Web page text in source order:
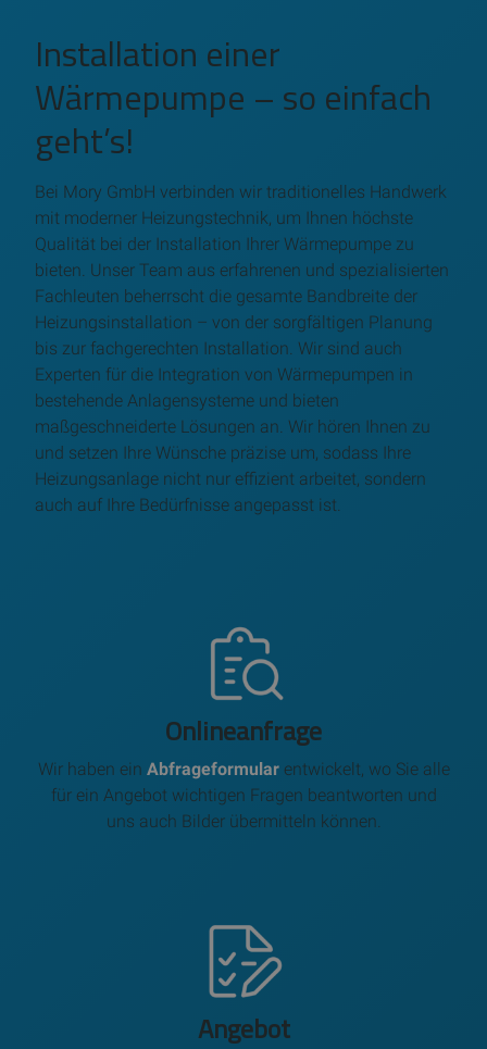
Installation einer
Wärmepumpe – so einfach
geht’s!
Bei Mory GmbH verbinden wir traditionelles Handwerk
mit moderner Heizungstechnik, um Ihnen höchste
Qualität bei der Installation Ihrer Wärmepumpe zu
bieten. Unser Team aus erfahrenen und spezialisierten
Fachleuten beherrscht die gesamte Bandbreite der
Heizungsinstallation – von der sorgfältigen Planung
bis zur fachgerechten Installation. Wir sind auch
Experten für die Integration von Wärmepumpen in
bestehende Anlagensysteme und bieten
maßgeschneiderte Lösungen an. Wir hören Ihnen zu
und setzen Ihre Wünsche präzise um, sodass Ihre
Heizungsanlage nicht nur effizient arbeitet, sondern
auch auf Ihre Bedürfnisse angepasst ist.
Onlineanfrage
Wir haben ein Abfrageformularentwickelt, wo Sie alle
für ein Angebot wichtigen Fragen beantworten und
uns auch Bilder übermitteln können.
Angebot